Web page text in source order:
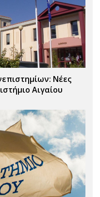
Νέες
Αιγαίου